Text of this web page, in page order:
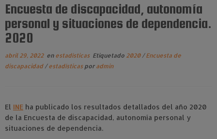
Encuesta de discapacidad, autonomía
personal y situaciones de dependencia.
2020
abril 29, 2022en estadísticas Etiquetado 2020 /Encuesta de
discapacidad /estadísticas por admin
El INE ha publicado los resultados detallados del año 2020
de la Encuesta de discapacidad, autonomía personal y
situaciones de dependencia.